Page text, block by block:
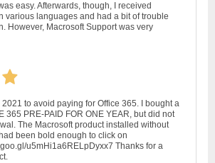
easy. Afterwards, though, I received
various languages and had a bit of trouble
However, Macrosoft Support was very
2021 to avoid paying for Office 365. I bought a
365 PRE-PAID FOR ONE YEAR, but did not
The Macrosoft product installed without
been bold enough to click on
u5mHi1a6RELpDyxx7 Thanks for a